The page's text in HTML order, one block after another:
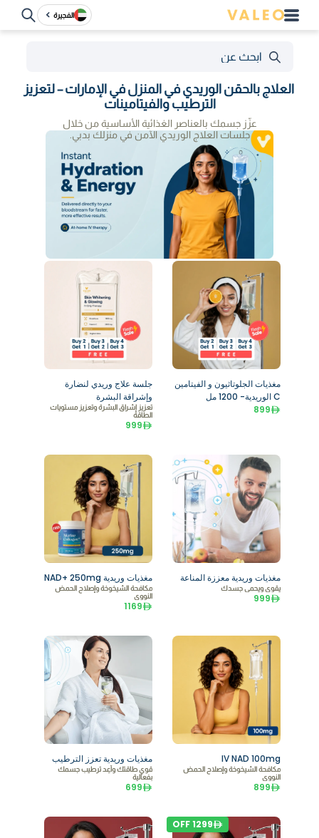
الفجيرة
عزّز جسمك بالعناصر الغذائية الأساسية من خلال
جلسات العلاج الوريدي الآمن في منزلك بدبي.
العلاج بالحقن الوريدي في المنزل في الإمارات – لتعزيز
الترطيب والفيتامينات
مغذيات الجلوتاثيون و الفيتامين
C الوريدية- 1200 مل
899
جلسة علاج وريدي لنضارة
وإشراقة البشرة
تعزيز إشراق البشرة وتعزيز مستويات
الطاقة
999
مغذيات وريدية معززة المناعة
يقوي ويحمي جسدك
999
مغذيات وريدية NAD+ 250mg
مكافحة الشيخوخة وإصلاح الحمض
النووي
1169
IV NAD 100mg
مكافحة الشيخوخة وإصلاح الحمض
النووي
899
مغذيات وريدية تعزز الترطيب
قوي طاقتك وأعِد ترطيب جسمك
بفعالية
699
1299
OFF